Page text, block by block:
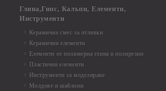
Глина,Гипс, Калъпи, Елементи,
Инструменти
Керамична смес за отливки
Керамични елементи
Елементи от полимерна глина и полирезин
Пластични елементи
Инструменти за моделиране
Молдове и шаблони